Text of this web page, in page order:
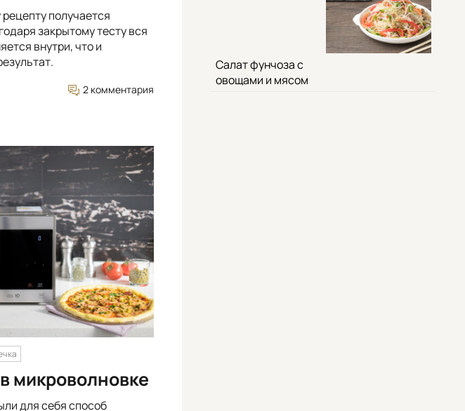
получается
закрытому тесту вся
внутри, что и
2 комментария
микроволновке
для себя способ
Салат фунчоза с
овощами и мясом